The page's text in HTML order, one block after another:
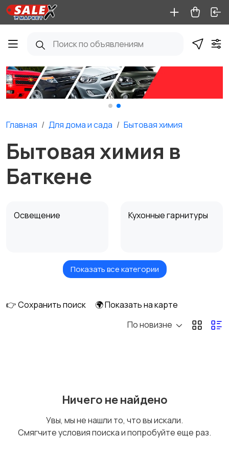
Главная Для дома и cада Бытовая химия
Бытовая химия в
Баткене
Освещение Кухонные гарнитуры
Кровати и матрасы Диваны и кресла
сигнализации
Показать все категории
👉 Сохранить поиск
🌍 Показать на карте
По новизне
Ничего не найдено
Увы, мы не нашли то, что вы искали.
Смягчите условия поиска и попробуйте еще раз.